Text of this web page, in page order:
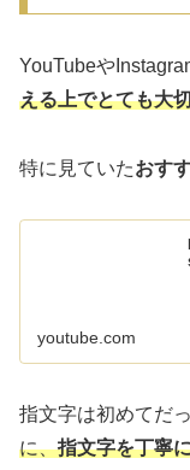
YouTubeや
える上でとても大
特に見ていたおす
youtube.com
指文字は初めてだ
に、指文字を丁寧